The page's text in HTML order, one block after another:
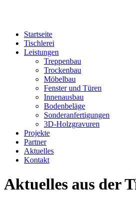
Startseite
Tischlerei
Leistungen
Treppenbau
Trockenbau
Möbelbau
Fenster und Türen
Innenausbau
Bodenbeläge
Sonderanfertigungen
3D-Holzgravuren
Projekte
Partner
Aktuelles
Kontakt
Aktuelles aus der